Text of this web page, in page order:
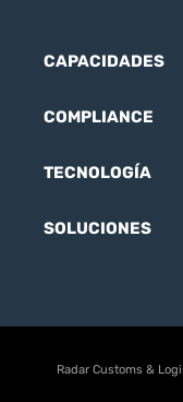
CAPACIDADES
COMPLIANCE
TECNOLOGÍA
SOLUCIONES
Radar Customs &